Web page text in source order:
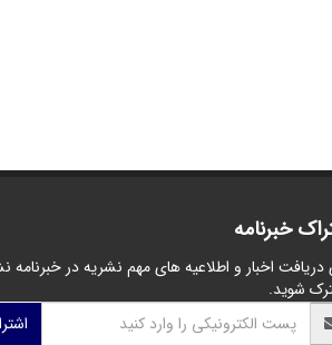
خبرنامه
دریافت اخبار و اطلاعیه های مهم نشریه در خبرنامه
شوید.